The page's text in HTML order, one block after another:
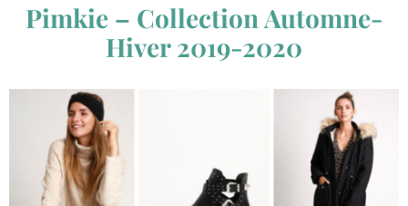
Pimkie – Collection Automne-
Hiver 2019-2020